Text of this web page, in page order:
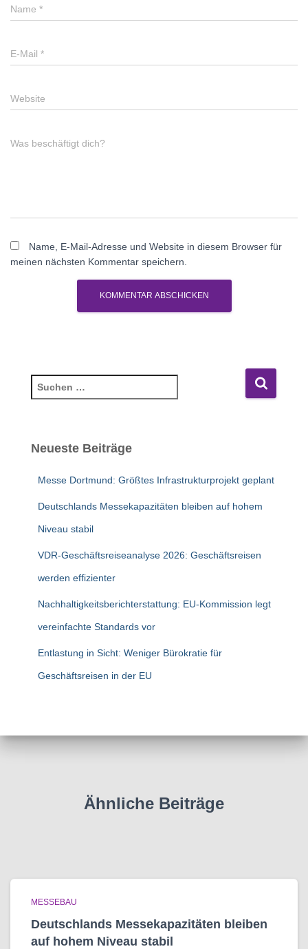
Name *
E-Mail *
Website
Was beschäftigt dich?
Name, E-Mail-Adresse und Website in diesem Browser für
meinen nächsten Kommentar speichern.
u
eNeueste Beiträge
Messe Dortmund: Größtes Infrastrukturprojekt geplant
Deutschlands Messekapazitäten bleiben auf hohem
Niveau stabil
VDR-Geschäftsreiseanalyse 2026: Geschäftsreisen
werden effizienter
Nachhaltigkeitsberichterstattung: EU-Kommission legt
vereinfachte Standards vor
Entlastung in Sicht: Weniger Bürokratie für
Geschäftsreisen in der EU
Ähnliche Beiträge
MESSEBAU
Deutschlands Messekapazitäten bleiben
auf hohem Niveau stabil